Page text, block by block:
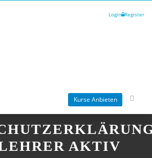
Login Register
Kurse Anbieten
AKTIV